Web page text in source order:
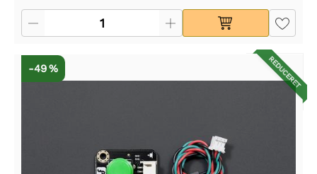
REDUCERET
-49 %